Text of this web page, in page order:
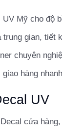
UV Mỹ cho độ
trung gian, tiết
chuyên
giao hàng
UV
cửa